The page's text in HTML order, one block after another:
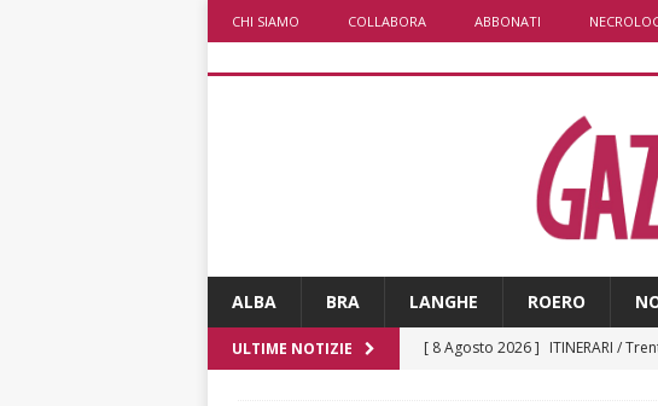
CHI SIAMO COLLABORA ABBONATI
ALBA BRA LANGHE ROERO
ULTIME NOTIZIE [ 8 Agosto 2026 ] ITINERARI /